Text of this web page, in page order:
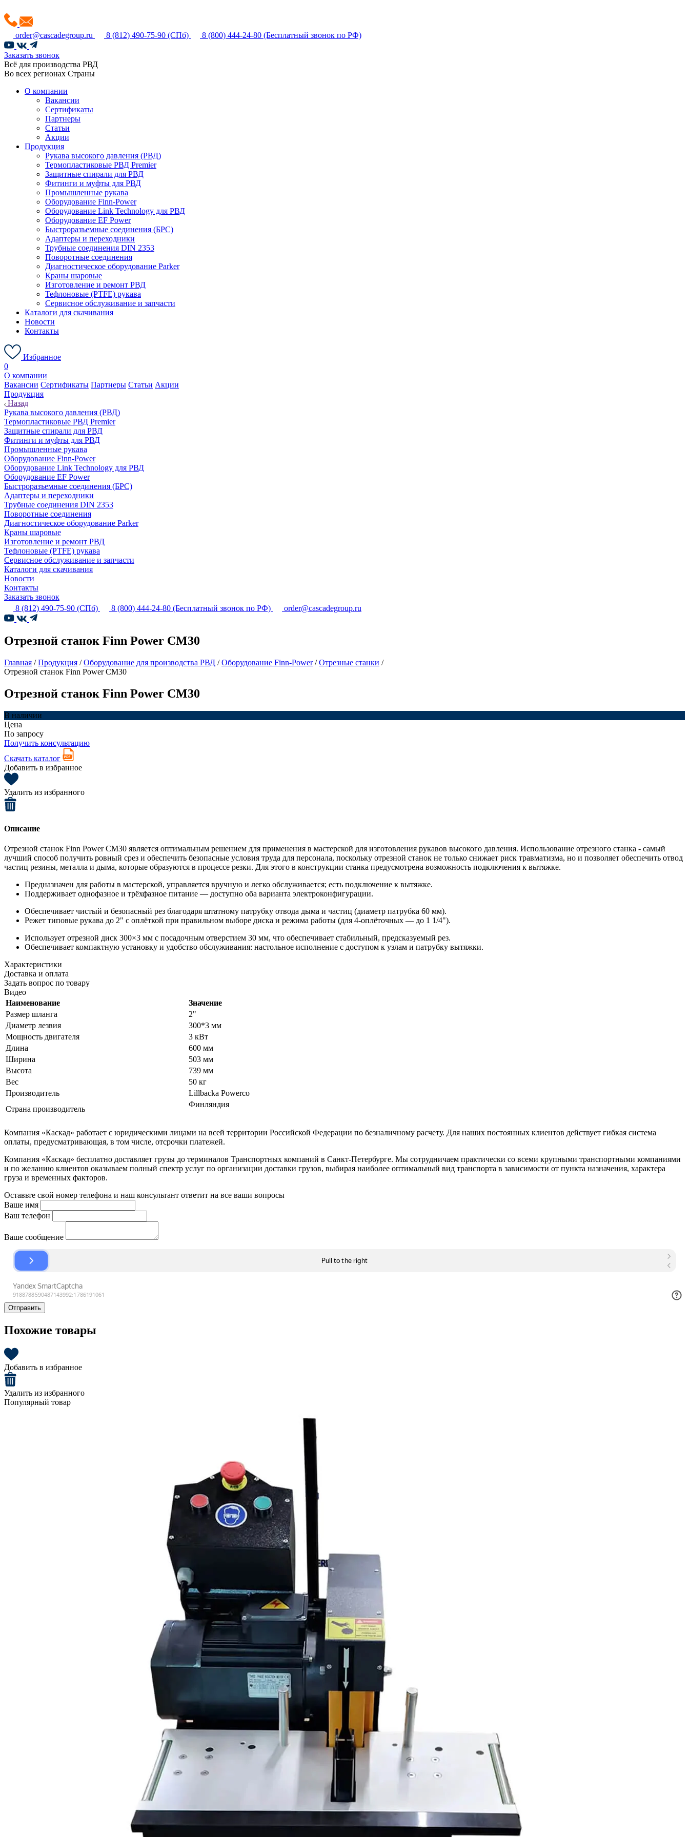
order@cascadegroup.ru 8 (812) 490-75-90 (СПб) 8 (800) 444-24-80 (Бесплатный звонок по РФ)
Заказать звонок
Всё для производства РВД
Во всех регионах Страны
О компании
Вакансии
Сертификаты
Партнеры
Статьи
Акции
Продукция
Рукава высокого давления (РВД)
Термопластиковые РВД Premier
Защитные спирали для РВД
Фитинги и муфты для РВД
Промышленные рукава
Оборудование Finn-Power
Оборудование Link Technology для РВД
Оборудование EF Power
Быстроразъемные соединения (БРС)
Адаптеры и переходники
Трубные соединения DIN 2353
Поворотные соединения
Диагностическое оборудование Parker
Краны шаровые
Изготовление и ремонт РВД
Тефлоновые (PTFE) рукава
Сервисное обслуживание и запчасти
Каталоги для скачивания
Новости
Контакты
Избранное
0
О компании
Вакансии Сертификаты Партнеры Статьи Акции
Продукция
Назад
Рукава высокого давления (РВД)
Термопластиковые РВД Premier
Защитные спирали для РВД
Фитинги и муфты для РВД
Промышленные рукава
Оборудование Finn-Power
Оборудование Link Technology для РВД
Оборудование EF Power
Быстроразъемные соединения (БРС)
Адаптеры и переходники
Трубные соединения DIN 2353
Поворотные соединения
Диагностическое оборудование Parker
Краны шаровые
Изготовление и ремонт РВД
Тефлоновые (PTFE) рукава
Сервисное обслуживание и запчасти
Каталоги для скачивания
Новости
Контакты
Заказать звонок
8 (812) 490-75-90 (СПб) 8 (800) 444-24-80 (Бесплатный звонок по РФ) order@cascadegroup.ru
Отрезной станок Finn Power CM30
Главная /Продукция /Оборудование для производства РВД /Оборудование Finn-Power/Отрезные станки /
Отрезной станок Finn Power CM30
Отрезной станок Finn Power CM30
В наличии
Цена
По запросу
Получить консультацию
Скачать каталог
Добавить в избранное
Удалить из избранного
Описание
Отрезной станок Finn Power CM30 является оптимальным решением для применения в мастерской для изготовления рукавов высокого давления. Использование отрезного станка - самый
лучший способ получить ровный срез и обеспечить безопасные условия труда для персонала, поскольку отрезной станок не только снижает риск травматизма, но и позволяет обеспечить отвод
частиц резины, металла и дыма, которые образуются в процессе резки. Для этого в конструкции станка предусмотрена возможность подключения к вытяжке.
Предназначен для работы в мастерской, управляется вручную и легко обслуживается; есть подключение к вытяжке.
Поддерживает однофазное и трёхфазное питание — доступно оба варианта электроконфигурации.
Обеспечивает чистый и безопасный рез благодаря штатному патрубку отвода дыма и частиц (диаметр патрубка 60 мм).
Режет типовые рукава до 2" с оплёткой при правильном выборе диска и режима работы (для 4-оплёточных — до 1 1/4").
Использует отрезной диск 300×3 мм с посадочным отверстием 30 мм, что обеспечивает стабильный, предсказуемый рез.
Обеспечивает компактную установку и удобство обслуживания: настольное исполнение с доступом к узлам и патрубку вытяжки.
Характеристики
Доставка и оплата
Задать вопрос по товару
Видео
Наименование
Значение
Размер шланга
2"
Диаметр лезвия
300*3 мм
Мощность двигателя
3 кВт
Длина
600 мм
Ширина
503 мм
Высота
739 мм
Вес
50 кг
Производитель
Lillbacka Powerco
Страна производитель
Финляндия
Компания «Каскад» работает с юридическими лицами на всей территории Российской Федерации по безналичному расчету. Для наших постоянных клиентов действует гибкая система
оплаты, предусматривающая, в том числе, отсрочки платежей.
Компания «Каскад» бесплатно доставляет грузы до терминалов Транспортных компаний в Санкт-Петербурге. Мы сотрудничаем практически со всеми крупными транспортными компаниями
и по желанию клиентов оказываем полный спектр услуг по организации доставки грузов, выбирая наиболее оптимальный вид транспорта в зависимости от пункта назначения, характера
груза и временных факторов.
Оставьте свой номер телефона и наш консультант ответит на все ваши вопросы
Ваше имя
Ваш телефон
Ваше сообщение
Отправить
Похожие товары
Добавить в избранное
Удалить из избранного
Популярный товар